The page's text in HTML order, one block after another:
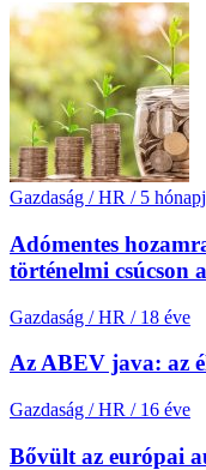
Gazdaság / HR / 5
Adómentes
történelmi csúcson
Gazdaság / HR / 18 éve
Az ABEV java: az
Gazdaság / HR / 16 éve
Bővült az európai